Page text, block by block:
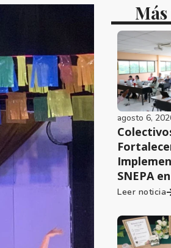
agosto 6,
SNEPA
Leer noticia